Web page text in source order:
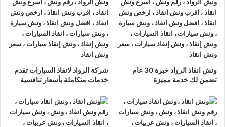
ونش انقاذ سيارات الاسماعيلية
ما يميزنا عن غيرنا انفرادنا بتقديم خدماتنا باحترافية عالية ونعمل منذ
عام 2002 على الطرق السريعة بكافة انحاء جمهورية مصر العربية
لبناء جسور من الثقة المتبادلة بين الشركة وعملائها و انقاذ و
السياراتالمعطلة و سحب السياراتمن الحوادث.
اسرعونش انقاذ سياراتفي
الاسماعيلية
ونش انقاذ الرواد خبرة 30 عام
تضمن لك خدمة مميزة
شركة الرواد لانقاذ السيارات تقدم
خدمات متكاملة بأسعار تنافسية